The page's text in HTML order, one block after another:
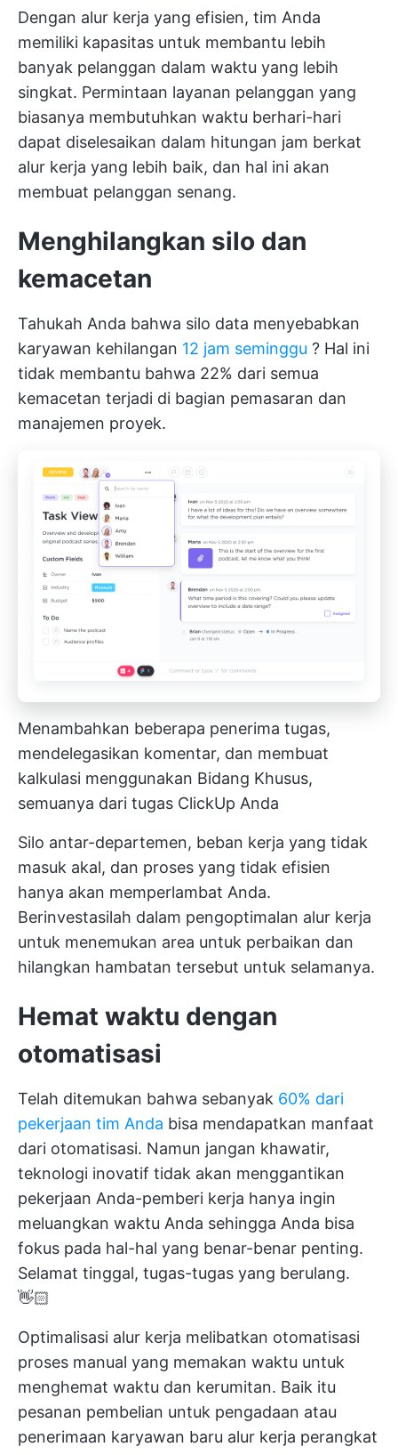
Dengan alur kerja yang efisien, tim Anda
memiliki kapasitas untuk membantu lebih
banyak pelanggan dalam waktu yang lebih
singkat. Permintaan layanan pelanggan yang
biasanya membutuhkan waktu berhari-hari
dapat diselesaikan dalam hitungan jam berkat
alur kerja yang lebih baik, dan hal ini akan
membuat pelanggan senang.
Menghilangkan silo dan
kemacetan
Tahukah Anda bahwa silo data menyebabkan
karyawan kehilangan 12 jam seminggu ? Hal ini
tidak membantu bahwa 22% dari semua
kemacetan terjadi di bagian pemasaran dan
manajemen proyek.
Menambahkan beberapa penerima tugas,
mendelegasikan komentar, dan membuat
kalkulasi menggunakan Bidang Khusus,
semuanya dari tugas ClickUp Anda
Silo antar-departemen, beban kerja yang tidak
masuk akal, dan proses yang tidak efisien
hanya akan memperlambat Anda.
Berinvestasilah dalam pengoptimalan alur kerja
untuk menemukan area untuk perbaikan dan
hilangkan hambatan tersebut untuk selamanya.
Hemat waktu dengan
otomatisasi
Telah ditemukan bahwa sebanyak 60% dari
pekerjaan tim Anda bisa mendapatkan manfaat
dari otomatisasi. Namun jangan khawatir,
teknologi inovatif tidak akan menggantikan
pekerjaan Anda-pemberi kerja hanya ingin
meluangkan waktu Anda sehingga Anda bisa
fokus pada hal-hal yang benar-benar penting.
Selamat tinggal, tugas-tugas yang berulang.
👋🏻
Optimalisasi alur kerja melibatkan otomatisasi
proses manual yang memakan waktu untuk
menghemat waktu dan kerumitan. Baik itu
pesanan pembelian untuk pengadaan atau
penerimaan karyawan baru alur kerja perangkat